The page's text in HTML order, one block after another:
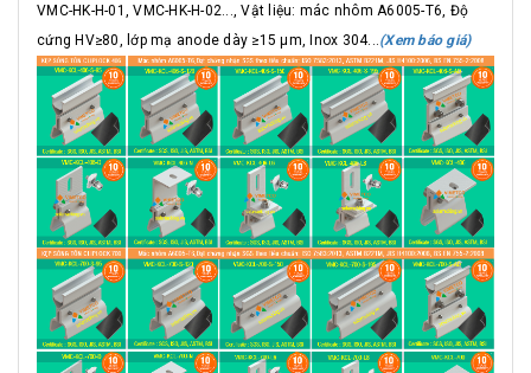
VMC-HK-H-01, VMC-HK-H-02..., Vật liệu: mác nhôm A6005-T6, Độ
cứng HV≥80, lớp mạ anode dày ≥15 μm, Inox 304... (Xem báo giá)